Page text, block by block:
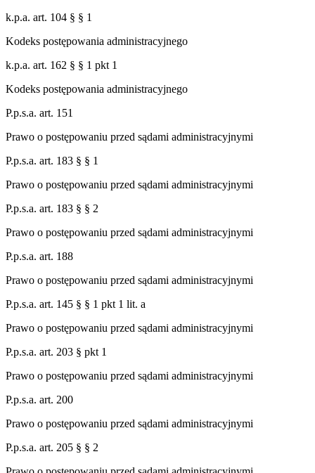
k.p.a. art. 104 § § 1
Kodeks postępowania administracyjnego
k.p.a. art. 162 § § 1 pkt 1
Kodeks postępowania administracyjnego
P.p.s.a. art. 151
Prawo o postępowaniu przed sądami administracyjnymi
P.p.s.a. art. 183 § § 1
Prawo o postępowaniu przed sądami administracyjnymi
P.p.s.a. art. 183 § § 2
Prawo o postępowaniu przed sądami administracyjnymi
P.p.s.a. art. 188
Prawo o postępowaniu przed sądami administracyjnymi
P.p.s.a. art. 145 § § 1 pkt 1 lit. a
Prawo o postępowaniu przed sądami administracyjnymi
P.p.s.a. art. 203 § pkt 1
Prawo o postępowaniu przed sądami administracyjnymi
P.p.s.a. art. 200
Prawo o postępowaniu przed sądami administracyjnymi
P.p.s.a. art. 205 § § 2